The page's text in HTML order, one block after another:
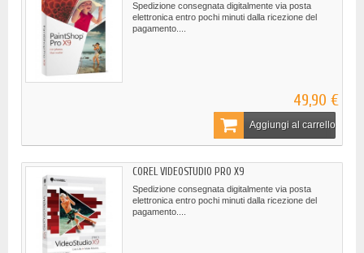
Spedizione consegnata digitalmente via posta
elettronica entro pochi minuti dalla ricezione del
pagamento....
49,90 €
Aggiungi al carrello
COREL VIDEOSTUDIO PRO X9
Spedizione consegnata digitalmente via posta
elettronica entro pochi minuti dalla ricezione del
pagamento....